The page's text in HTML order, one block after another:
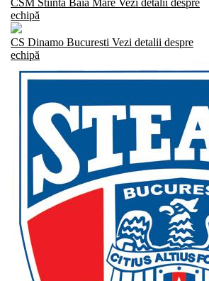
CSM Stiinta Baia Mare Vezi detalii despre
echipă
CS Dinamo Bucuresti Vezi detalii despre
echipă